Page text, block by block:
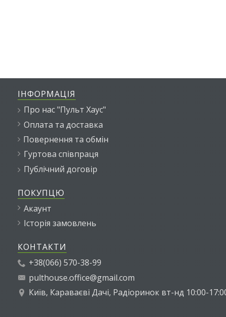
ІНФОРМАЦІЯ
Про нас "Пульт Хаус"
Оплата та доставка
Повернення та обмін
Гуртова співпраця
Публічний договір
ПОКУПЦЮ
Акаунт
Історія замовлень
КОНТАКТИ
+38(066) 570-38-99
pulthouse.office@gmail.com
Київ, Караваєві Дачі, Радіоринок вт-нд 10:00-